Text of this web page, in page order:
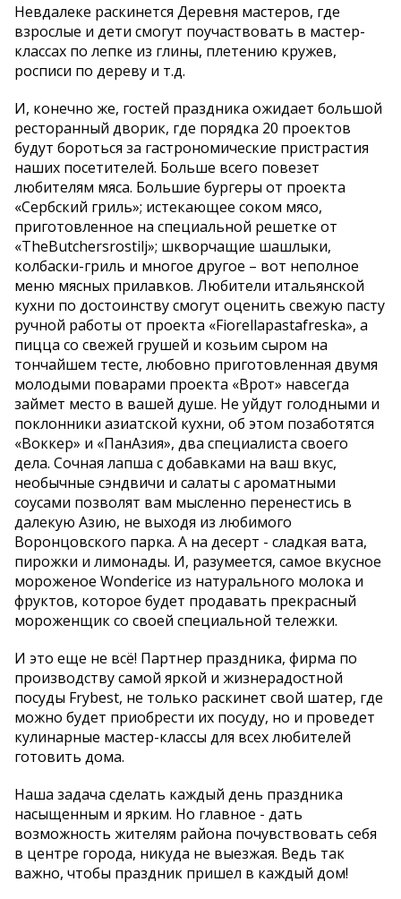
Невдалеке раскинется Деревня мастеров, где
взрослые и дети смогут поучаствовать в мастер-
классах по лепке из глины, плетению кружев,
росписи по дереву и т.д.
И, конечно же, гостей праздника ожидает большой
ресторанный дворик, где порядка 20 проектов
будут бороться за гастрономические пристрастия
наших посетителей. Больше всего повезет
любителям мяса. Большие бургеры от проекта
«Сербский гриль»; истекающее соком мясо,
приготовленное на специальной решетке от
«TheButchersrostilj»; шкворчащие шашлыки,
колбаски-гриль и многое другое – вот неполное
меню мясных прилавков. Любители итальянской
кухни по достоинству смогут оценить свежую пасту
ручной работы от проекта «Fiorellapastafreska», а
пицца со свежей грушей и козьим сыром на
тончайшем тесте, любовно приготовленная двумя
молодыми поварами проекта «Врот» навсегда
займет место в вашей душе. Не уйдут голодными и
поклонники азиатской кухни, об этом позаботятся
«Воккер» и «ПанАзия», два специалиста своего
дела. Сочная лапша с добавками на ваш вкус,
необычные сэндвичи и салаты с ароматными
соусами позволят вам мысленно перенестись в
далекую Азию, не выходя из любимого
Воронцовского парка. А на десерт - сладкая вата,
пирожки и лимонады. И, разумеется, самое вкусное
мороженое Wonderice из натурального молока и
фруктов, которое будет продавать прекрасный
мороженщик со своей специальной тележки.
И это еще не всё! Партнер праздника, фирма по
производству самой яркой и жизнерадостной
посуды Frybest, не только раскинет свой шатер, где
можно будет приобрести их посуду, но и проведет
кулинарные мастер-классы для всех любителей
готовить дома.
Наша задача сделать каждый день праздника
насыщенным и ярким. Но главное - дать
возможность жителям района почувствовать себя
в центре города, никуда не выезжая. Ведь так
важно, чтобы праздник пришел в каждый дом!